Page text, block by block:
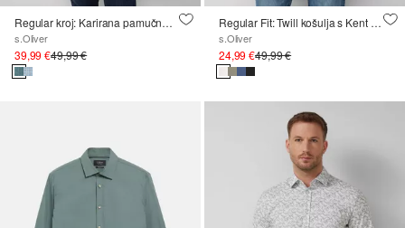
Regular kroj: Karirana pamučna košulja sa strukturom i ovratnikom na kopčanje
s.Oliver
39,99 €49,99 €
Regular Fit: Twill košulja s Kent ovratnikom i džepovima na prsima
s.Oliver
24,99 €49,99 €